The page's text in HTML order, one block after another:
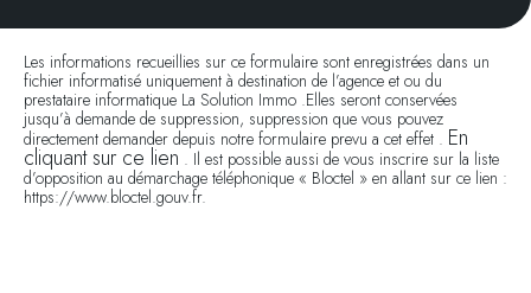
Les informations recueillies sur ce formulaire sont enregistrées dans un
fichier informatisé uniquement à destination de l’agence et ou du
prestataire informatique La Solution Immo .Elles seront conservées
jusqu’à demande de suppression, suppression que vous pouvez
directement demander depuis notre formulaire prevu a cet effet . En
cliquant sur ce lien . Il est possible aussi de vous inscrire sur la liste
d’opposition au démarchage téléphonique « Bloctel » en allant sur ce lien :
https://www.bloctel.gouv.fr.